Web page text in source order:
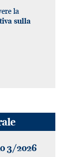
la
sulla
3/2026